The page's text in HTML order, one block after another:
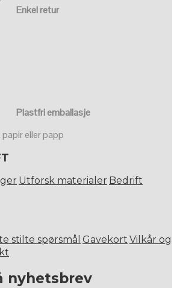
Enkel retur
Plastfri emballasje
eller papp
Utforsk materialer Bedrift
stilte spørsmål Gavekort Vilkår og
nyhetsbrev